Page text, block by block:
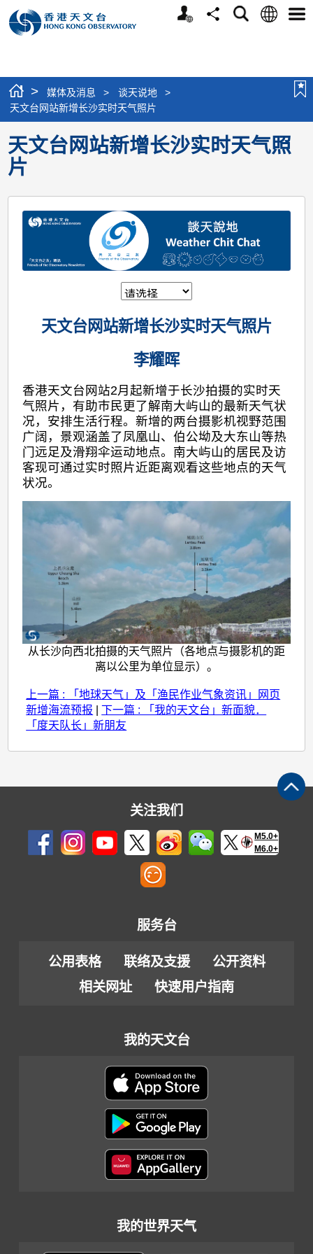
个
分
搜
语
选
> 媒体及消息 > 谈天说地
>
天文台网站新增长沙实时天气照片
天文台网站新增长沙实时天气照
片
天文台网站新增长沙实时天气照片
李耀晖
香港天文台网站2月起新增于长沙拍摄的实时天
气照片，有助巿民更了解南大屿山的最新天气状
况，安排生活行程。新增的两台摄影机视野范围
广阔，景观涵盖了凤凰山、伯公坳及大东山等热
门远足及滑翔伞运动地点。南大屿山的居民及访
客现可通过实时照片近距离观看这些地点的天气
状况。
从长沙向西北拍摄的天气照片（各地点与摄影机的距
离以公里为单位显示）。
上一篇 : 「地球天气」及「渔民作业气象资讯」网页
新增海流预报 |下一篇 : 「我的天文台」新面貌．
「度天队长」新朋友
关注我们
M5.0+
M6.0+
服务台
公用表格 联络及支援
公开资料
相关网址
快速用户指南
我的天文台
我的世界天气